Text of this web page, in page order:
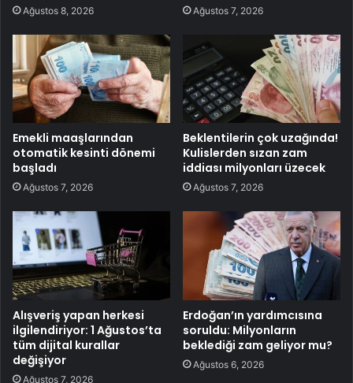
Ağustos 8, 2026 Ağustos 7, 2026
Emekli maaşlarından
otomatik kesinti dönemi
başladı
Ağustos 7, 2026
Beklentilerin çok uzağında!
Kulislerden sızan zam
iddiası milyonları üzecek
Ağustos 7, 2026
Alışveriş yapan herkesi
ilgilendiriyor: 1 Ağustos’ta
tüm dijital kurallar
değişiyor
Ağustos 7, 2026
Erdoğan’ın yardımcısına
soruldu: Milyonların
beklediği zam geliyor mu?
Ağustos 6, 2026